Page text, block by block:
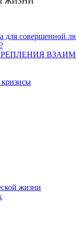
совершенной
жизни